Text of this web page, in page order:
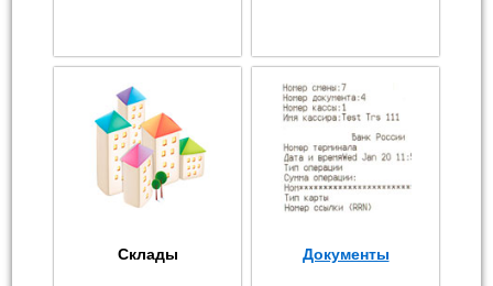
Склады Документы